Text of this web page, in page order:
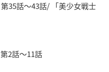
35話〜43話/ 「美少女戦士
2話〜11話